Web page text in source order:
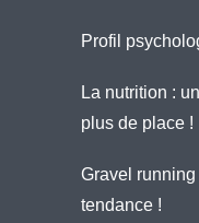
Profil
La nutrition :
plus de place !
Gravel
tendance !